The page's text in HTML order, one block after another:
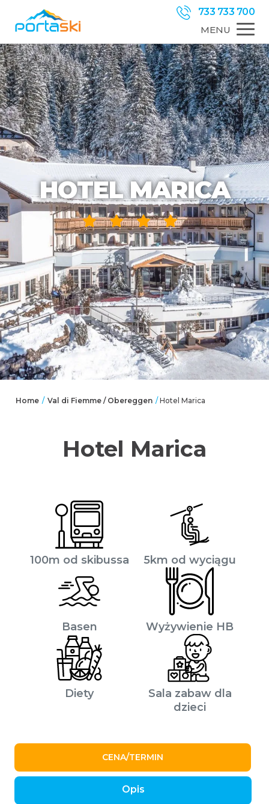
733 733 700
MENU
HOTEL MARICA
Home / Val di Fiemme / Obereggen / Hotel Marica
Hotel Marica
100m od skibussa 5km od wyciągu
Basen Wyżywienie HB
Diety
Sala zabaw dla
dzieci
CENA/TERMIN
Opis